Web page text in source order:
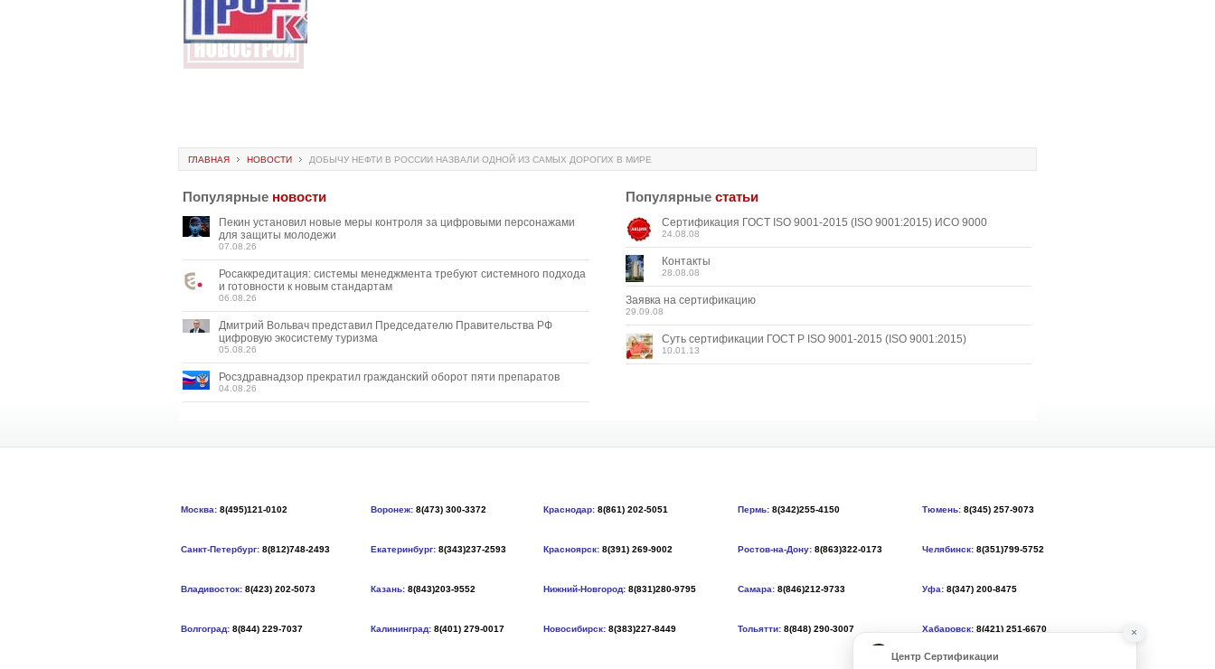
ГЛАВНАЯ НОВОСТИ ДОБЫЧУ НЕФТИ В РОССИИ НАЗВАЛИ ОДНОЙ ИЗ САМЫХ ДОРОГИХ В МИРЕ
Популярные новости
Пекин установил новые меры контроля за цифровыми персонажами
для защиты молодежи
07.08.26
Росаккредитация: системы менеджмента требуют системного подхода
и готовности к новым стандартам
06.08.26
Дмитрий Вольвач представил Председателю Правительства РФ
цифровую экосистему туризма
05.08.26
Росздравнадзор прекратил гражданский оборот пяти препаратов
04.08.26
Популярныестатьи
Сертификация ГОСТ ISO 9001-2015 (ISO 9001:2015) ИСО 9000
24.08.08
Контакты
28.08.08
Заявка на сертификацию
29.09.08
Суть сертификации ГОСТ Р ISO 9001-2015 (ISO 9001:2015)
10.01.13
Москва: 8(495)121-0102 Воронеж: 8(473) 300-3372 Краснодар: 8(861) 202-5051 Пермь: 8(342)255-4150 Тюмень: 8(345) 257-9073
Санкт-Петербург: 8(812)748-2493 Екатеринбург: 8(343)237-2593 Красноярск: 8(391) 269-9002 Ростов-на-Дону: 8(863)322-0173 Челябинск: 8(351)799-5752
Владивосток: 8(423) 202-5073 Казань: 8(843)203-9552 Нижний-Новгород: 8(831)280-9795 Самара: 8(846)212-9733 Уфа: 8(347) 200-8475
Волгоград: 8(844) 229-7037 Калининград: 8(401) 279-0017 Новосибирск: 8(383)227-8449 Тольятти: 8(848) 290-3007 Хабаровск: 8(421) 251-6670 ×
Центр Сертификации